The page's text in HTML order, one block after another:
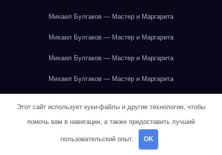
Михаил Булгаков — Мастер и Маргарита
Михаил Булгаков — Мастер и Маргарита
Михаил Булгаков — Мастер и Маргарита
Михаил Булгаков — Мастер и Маргарита
Михаил Булгаков — Мастер и Маргарита
Михаил Булгаков — Мастер и Маргарита
Этот сайт использует куки-файлы и другие технологии, чтобы
помочь вам в навигации, а также предоставить лучший
пользовательский опыт. OK